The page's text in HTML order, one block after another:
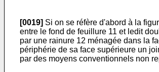
[0019] Si on se réfère d'abord à la
entre le fond de feuillure 11 et ledit
par une rainure 12 ménagée dans la
périphérie de sa face supérieure un
par des moyens conventionnels non